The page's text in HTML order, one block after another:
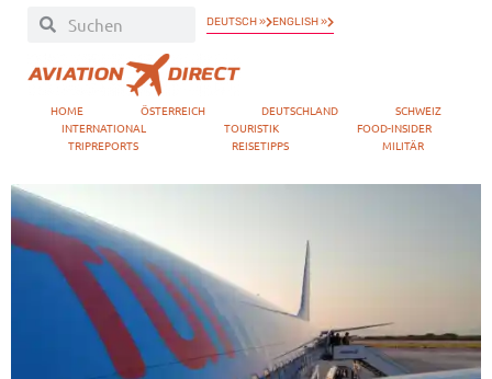
DEUTSCH » ENGLISH »
HOME ÖSTERREICH DEUTSCHLAND
SCHWEIZ
INTERNATIONAL
TOURISTIK
FOOD-INSIDER
TRIPREPORTS
REISETIPPS MILITÄR